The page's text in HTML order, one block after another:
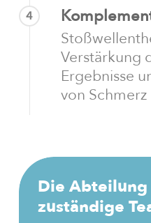
4
Verstärkung
Ergebnisse
von
Die Abteilung
zuständige